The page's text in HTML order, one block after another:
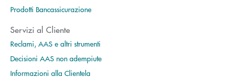
Prodotti Bancassicurazione
Servizi al Cliente
Reclami, AAS e altri strumenti
Decisioni AAS non adempiute
Informazioni alla Clientela